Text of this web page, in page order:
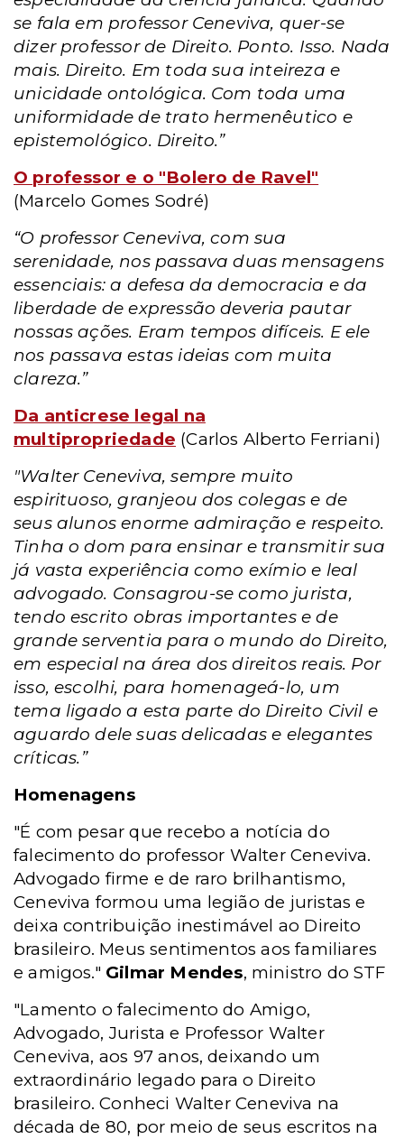
se fala em professor Ceneviva, quer-se
dizer professor de Direito. Ponto. Isso. Nada
mais. Direito. Em toda sua inteireza e
unicidade ontológica. Com toda uma
uniformidade de trato hermenêutico e
epistemológico. Direito.”
O professor e o "Bolero de Ravel"
(Marcelo Gomes Sodré)
“O professor Ceneviva, com sua
serenidade, nos passava duas mensagens
essenciais: a defesa da democracia e da
liberdade de expressão deveria pautar
nossas ações. Eram tempos difíceis. E ele
nos passava estas ideias com muita
clareza.”
Da anticrese legal na
multipropriedade (Carlos Alberto Ferriani)
"Walter Ceneviva, sempre muito
espirituoso, granjeou dos colegas e de
seus alunos enorme admiração e respeito.
Tinha o dom para ensinar e transmitir sua
já vasta experiência como exímio e leal
advogado. Consagrou-se como jurista,
tendo escrito obras importantes e de
grande serventia para o mundo do Direito,
em especial na área dos direitos reais. Por
isso, escolhi, para homenageá-lo, um
tema ligado a esta parte do Direito Civil e
aguardo dele suas delicadas e elegantes
críticas.”
Homenagens
"É com pesar que recebo a notícia do
falecimento do professor Walter Ceneviva.
Advogado firme e de raro brilhantismo,
Ceneviva formou uma legião de juristas e
deixa contribuição inestimável ao Direito
brasileiro. Meus sentimentos aos familiares
e amigos." Gilmar Mendes, ministro do STF
"Lamento o falecimento do Amigo,
Advogado, Jurista e Professor Walter
Ceneviva, aos 97 anos, deixando um
extraordinário legado para o Direito
brasileiro. Conheci Walter Ceneviva na
década de 80, por meio de seus escritos na